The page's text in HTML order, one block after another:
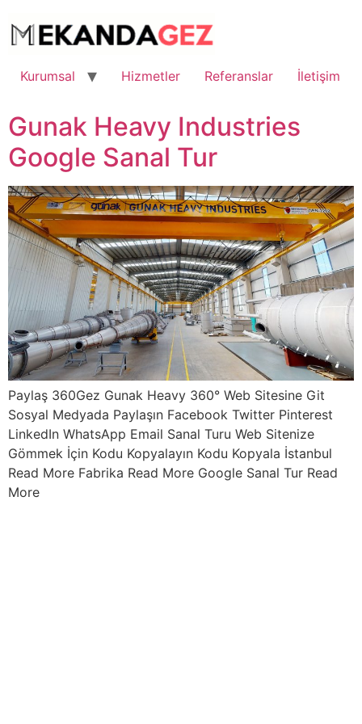
atla
Kurumsal Hizmetler Referanslar İletişim
Gunak Heavy Industries
Google Sanal Tur
Paylaş 360Gez Gunak Heavy 360° Web Sitesine Git
Sosyal Medyada Paylaşın Facebook Twitter Pinterest
LinkedIn WhatsApp Email Sanal Turu Web Sitenize
Gömmek İçin Kodu Kopyalayın Kodu Kopyala İstanbul
Read More Fabrika Read More Google Sanal Tur Read
More